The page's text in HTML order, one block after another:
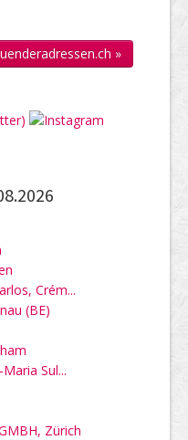
»
Crém...
(BE)
Sul...
Zürich